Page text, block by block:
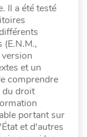
Il a été testé
(E.N.M.,
et un
comprendre
du droit
portant sur
et d'autres